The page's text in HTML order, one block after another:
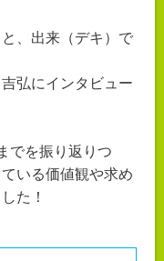
、出来（デキ）で
弘にインタビュー
でを振り返りつ
いる価値観や求め
た！